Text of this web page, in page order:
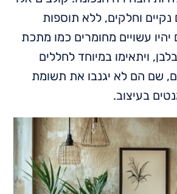
נקיים וחלקים, ללא תוספות
יהיו עשויים מחומרים כמו מתכת
ויתאימו במיוחד לחללים
שם הם לא יגנבו את תשומת
בעיצוב.